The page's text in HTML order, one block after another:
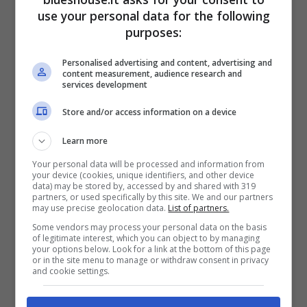
Ieri,mercoledì 8 maggio
maggiori “gioie” ai telespettatori è stato
proprio il duello tra Matteo e Agostino. I due
sfidanti, dopo aver collezionato due errori
nello step del
“Chi, come, cosa”
, si sono
affrontati per aggiudicarsi la permanenza in
gara.
use your personal data for the following
purposes:
Personalised advertising and content, advertising and
content measurement, audience research and
services development
Store and/or access information on a device
Learn more
Your personal data will be processed and information from
your device (cookies, unique identifiers, and other device
data) may be stored by, accessed by and shared with 319
partners, or used specifically by this site. We and our partners
may use precise geolocation data. List of partners.
Some vendors may process your personal data on the basis
of legitimate interest, which you can object to by managing
your options below. Look for a link at the bottom of this page
or in the site menu to manage or withdraw consent in privacy
and cookie settings.